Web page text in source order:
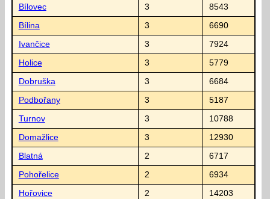
Bílovec 3 8543
Bílina 3 6690
Ivančice 3 7924
Holice 3 5779
Dobruška 3 6684
Podbořany 3 5187
Turnov 3 10788
Domažlice 3 12930
Blatná 2 6717
Pohořelice 2 6934
Hořovice 2 14203